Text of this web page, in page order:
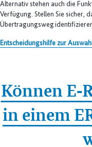
Alternativ stehen auch die
Verfügung. Stellen Sie sicher,
Übertragungsweg
Entscheidungshilfe zur
Können
in einem